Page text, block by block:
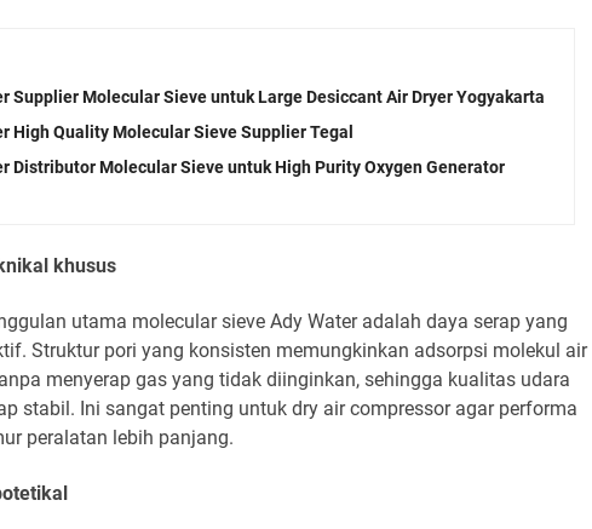
Supplier Molecular Sieve untuk Large Desiccant Air Dryer Yogyakarta
High Quality Molecular Sieve Supplier Tegal
Distributor Molecular Sieve untuk High Purity Oxygen Generator
khusus
utama molecular sieve Ady Water adalah daya serap yang
Struktur pori yang konsisten memungkinkan adsorpsi molekul air
menyerap gas yang tidak diinginkan, sehingga kualitas udara
stabil. Ini sangat penting untuk dry air compressor agar performa
peralatan lebih panjang.